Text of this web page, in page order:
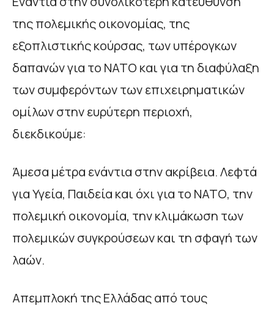
της πολεμικής οικονομίας, της
εξοπλιστικής κούρσας, των υπέρογκων
δαπανών για το ΝΑΤΟ και για τη διαφύλαξη
των συμφερόντων των επιχειρηματικών
ομίλων στην ευρύτερη περιοχή,
διεκδικούμε:
Άμεσα μέτρα ενάντια στην ακρίβεια. Λεφτά
για Υγεία, Παιδεία και όχι για το ΝΑΤΟ, την
πολεμική οικονομία, την κλιμάκωση των
πολεμικών συγκρούσεων και τη σφαγή των
λαών.
Απεμπλοκή της Ελλάδας από τους